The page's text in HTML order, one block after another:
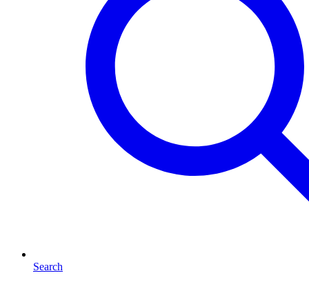
Search